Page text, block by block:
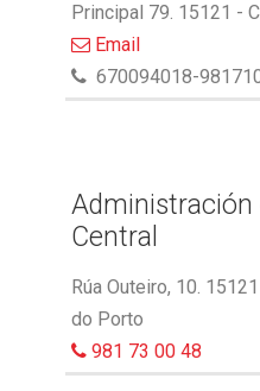
Principal 79. 15121 -
Email
670094018-
Administración
Central
Rúa Outeiro, 10.
do Porto
981 73 00 48